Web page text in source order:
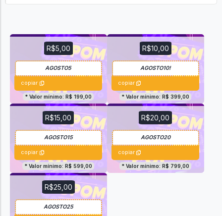
R$5,00
copiar
* Valor mínimo: R$ 199,00
R$10,00
copiar
* Valor mínimo: R$ 399,00
R$15,00
copiar
* Valor mínimo: R$ 599,00
R$20,00
copiar
* Valor mínimo: R$ 799,00
R$25,00